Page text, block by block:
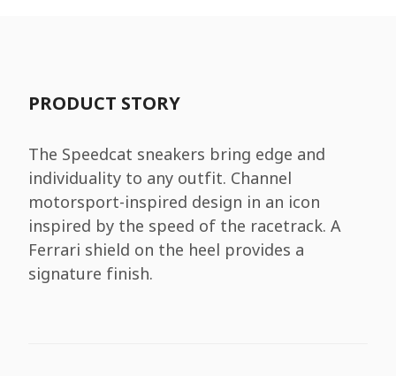
PRODUCT STORY
The Speedcat sneakers bring edge and
individuality to any outfit. Channel
motorsport-inspired design in an icon
inspired by the speed of the racetrack. A
Ferrari shield on the heel provides a
signature finish.